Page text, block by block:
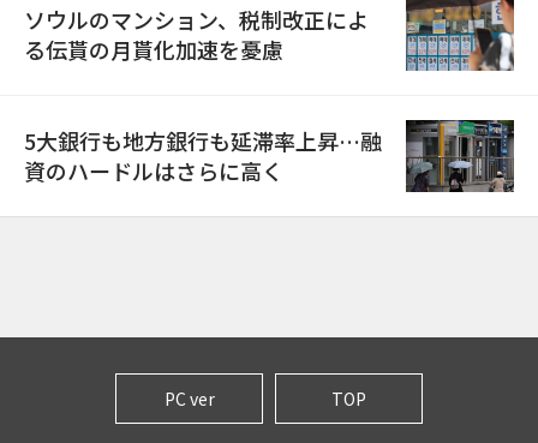
ソウルのマンション、税制改正によ
る伝貰の月貰化加速を憂慮
5大銀行も地方銀行も延滞率上昇…融
資のハードルはさらに高く
PC ver TOP